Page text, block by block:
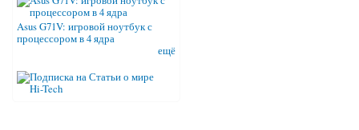
Asus G71V: игровой ноутбук с
процессором в 4 ядра
ещё